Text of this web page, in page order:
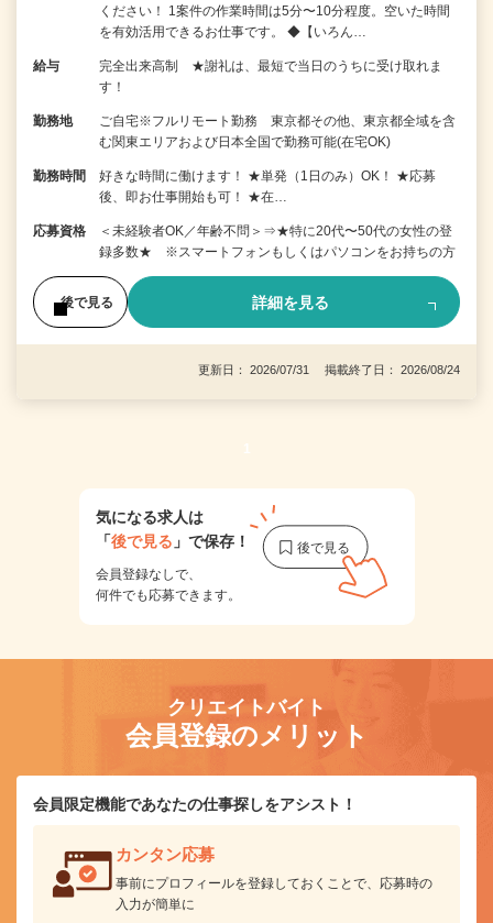
ください！ 1案件の作業時間は5分〜10分程度。空いた時間
を有効活用できるお仕事です。 ◆【いろん…
給与
完全出来高制 ★謝礼は、最短で当日のうちに受け取れま
す！
勤務地
ご自宅※フルリモート勤務 東京都その他、東京都全域を含
む関東エリアおよび日本全国で勤務可能(在宅OK)
勤務時間
好きな時間に働けます！ ★単発（1日のみ）OK！ ★応募
後、即お仕事開始も可！ ★在…
応募資格
＜未経験者OK／年齢不問＞⇒★特に20代〜50代の女性の登
録多数★ ※スマートフォンもしくはパソコンをお持ちの方
後で見る 詳細を見る
更新日： 2026/07/31 掲載終了日： 2026/08/24
1
気になる求人は
「後で見る 」で保存！
会員登録なしで、
何件でも応募できます。
クリエイトバイト
会員登録のメリット
会員限定機能であなたの仕事探しをアシスト！
カンタン応募
事前にプロフィールを登録しておくことで、応募時の
入力が簡単に